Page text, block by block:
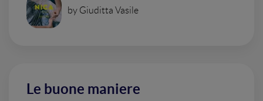
by Giuditta Vasile
Le buone maniere